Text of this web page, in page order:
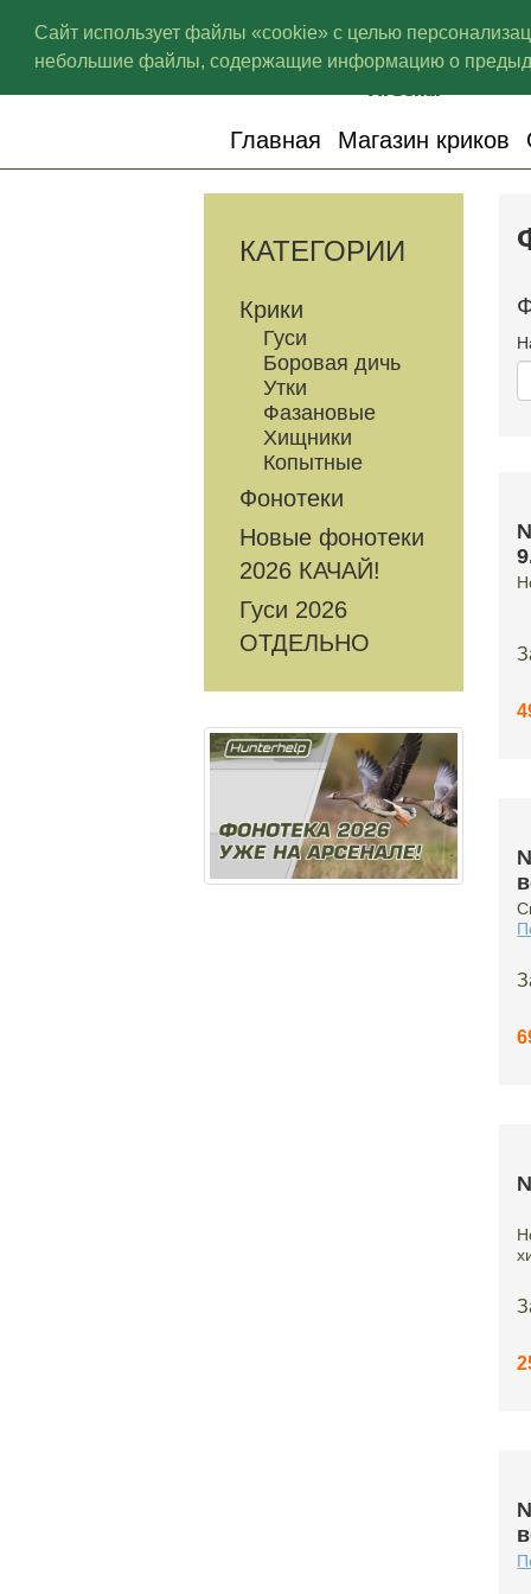
Сайт использует файлы «cookie» с целью
небольшие файлы, содержащие информацию о
Главная Магазин криков
КАТЕГОРИИ
Крики
Гуси
Боровая дичь
Утки
Фазановые
Хищники
Копытные
Фонотеки
Новые фонотеки
2026 КАЧАЙ!
Гуси 2026
ОТДЕЛЬНО